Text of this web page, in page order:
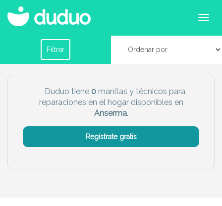
Servicios de manitas y reparaciones en Anserma
Filtrar
Filtrar por horario
Chico Chica
Más servicio del dudú
Duduo tiene 0manitas y técnicos para
reparaciones en el hogar disponibles en
Anserma.
Regístrate gratis